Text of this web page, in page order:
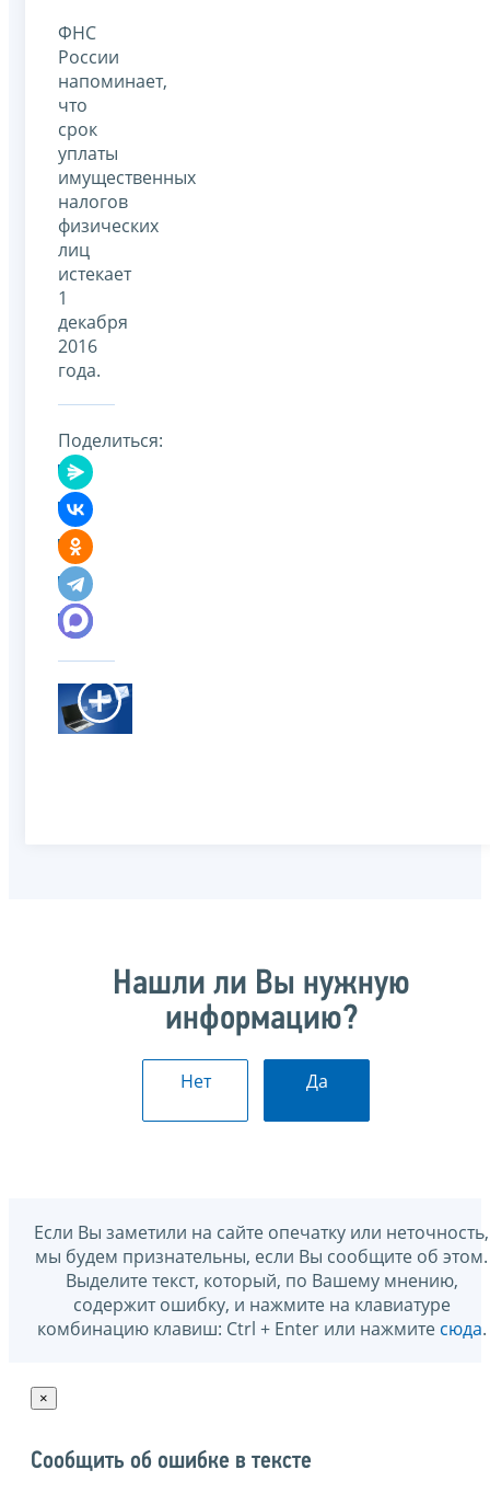
ФНС
России
напоминает,
что
срок
уплаты
имущественных
налогов
физических
лиц
истекает
1
декабря
2016
года.
Поделиться:
Нашли ли Вы нужную
информацию?
Нет Да
Если Вы заметили на сайте опечатку или неточность,
мы будем признательны, если Вы сообщите об этом.
Выделите текст, который, по Вашему мнению,
содержит ошибку, и нажмите на клавиатуре
комбинацию клавиш: Ctrl + Enter или нажмите сюда.
×
Сообщить об ошибке в тексте